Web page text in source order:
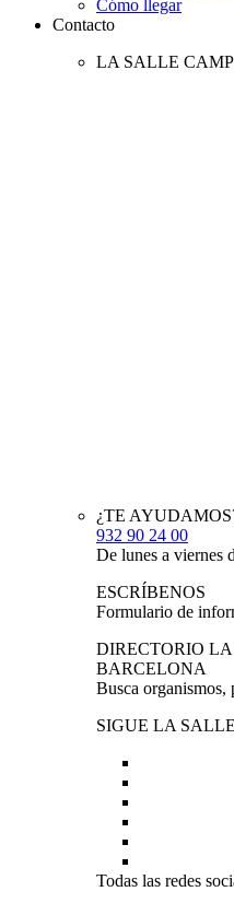
Cómo llegar
Contacto
LA SALLE
¿TE
932 90 24 00
De lunes a viernes
ESCRÍBENOS
Formulario de
DIRECTORIO
BARCELONA
Busca
SIGUE LA
Todas las redes